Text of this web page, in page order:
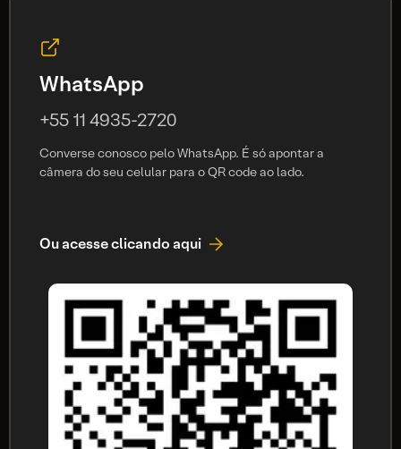
WhatsApp
+55 11 4935-2720
Converse conosco pelo WhatsApp. É só apontar a
câmera do seu celular para o QR code ao lado.
Ou acesse clicando aqui